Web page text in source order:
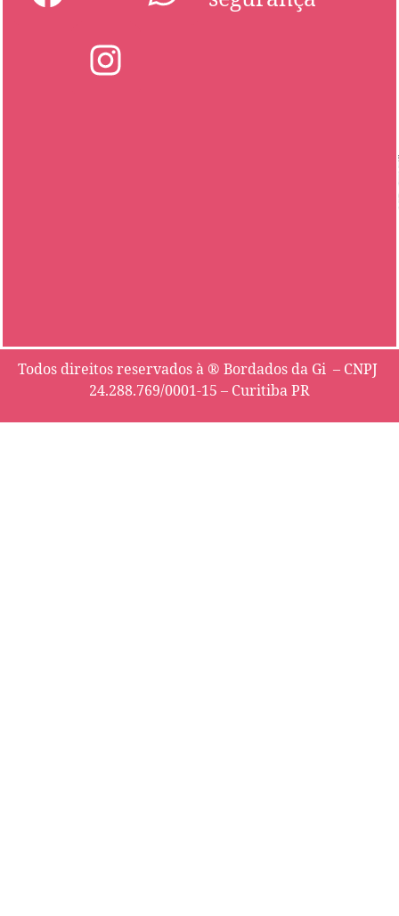
Todos direitos reservados à ® Bordados da Gi – CNPJ
24.288.769/0001-15 – Curitiba PR